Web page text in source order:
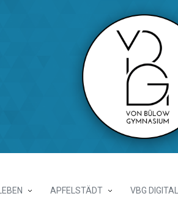
APFELSTÄDT VBG DIGITAL